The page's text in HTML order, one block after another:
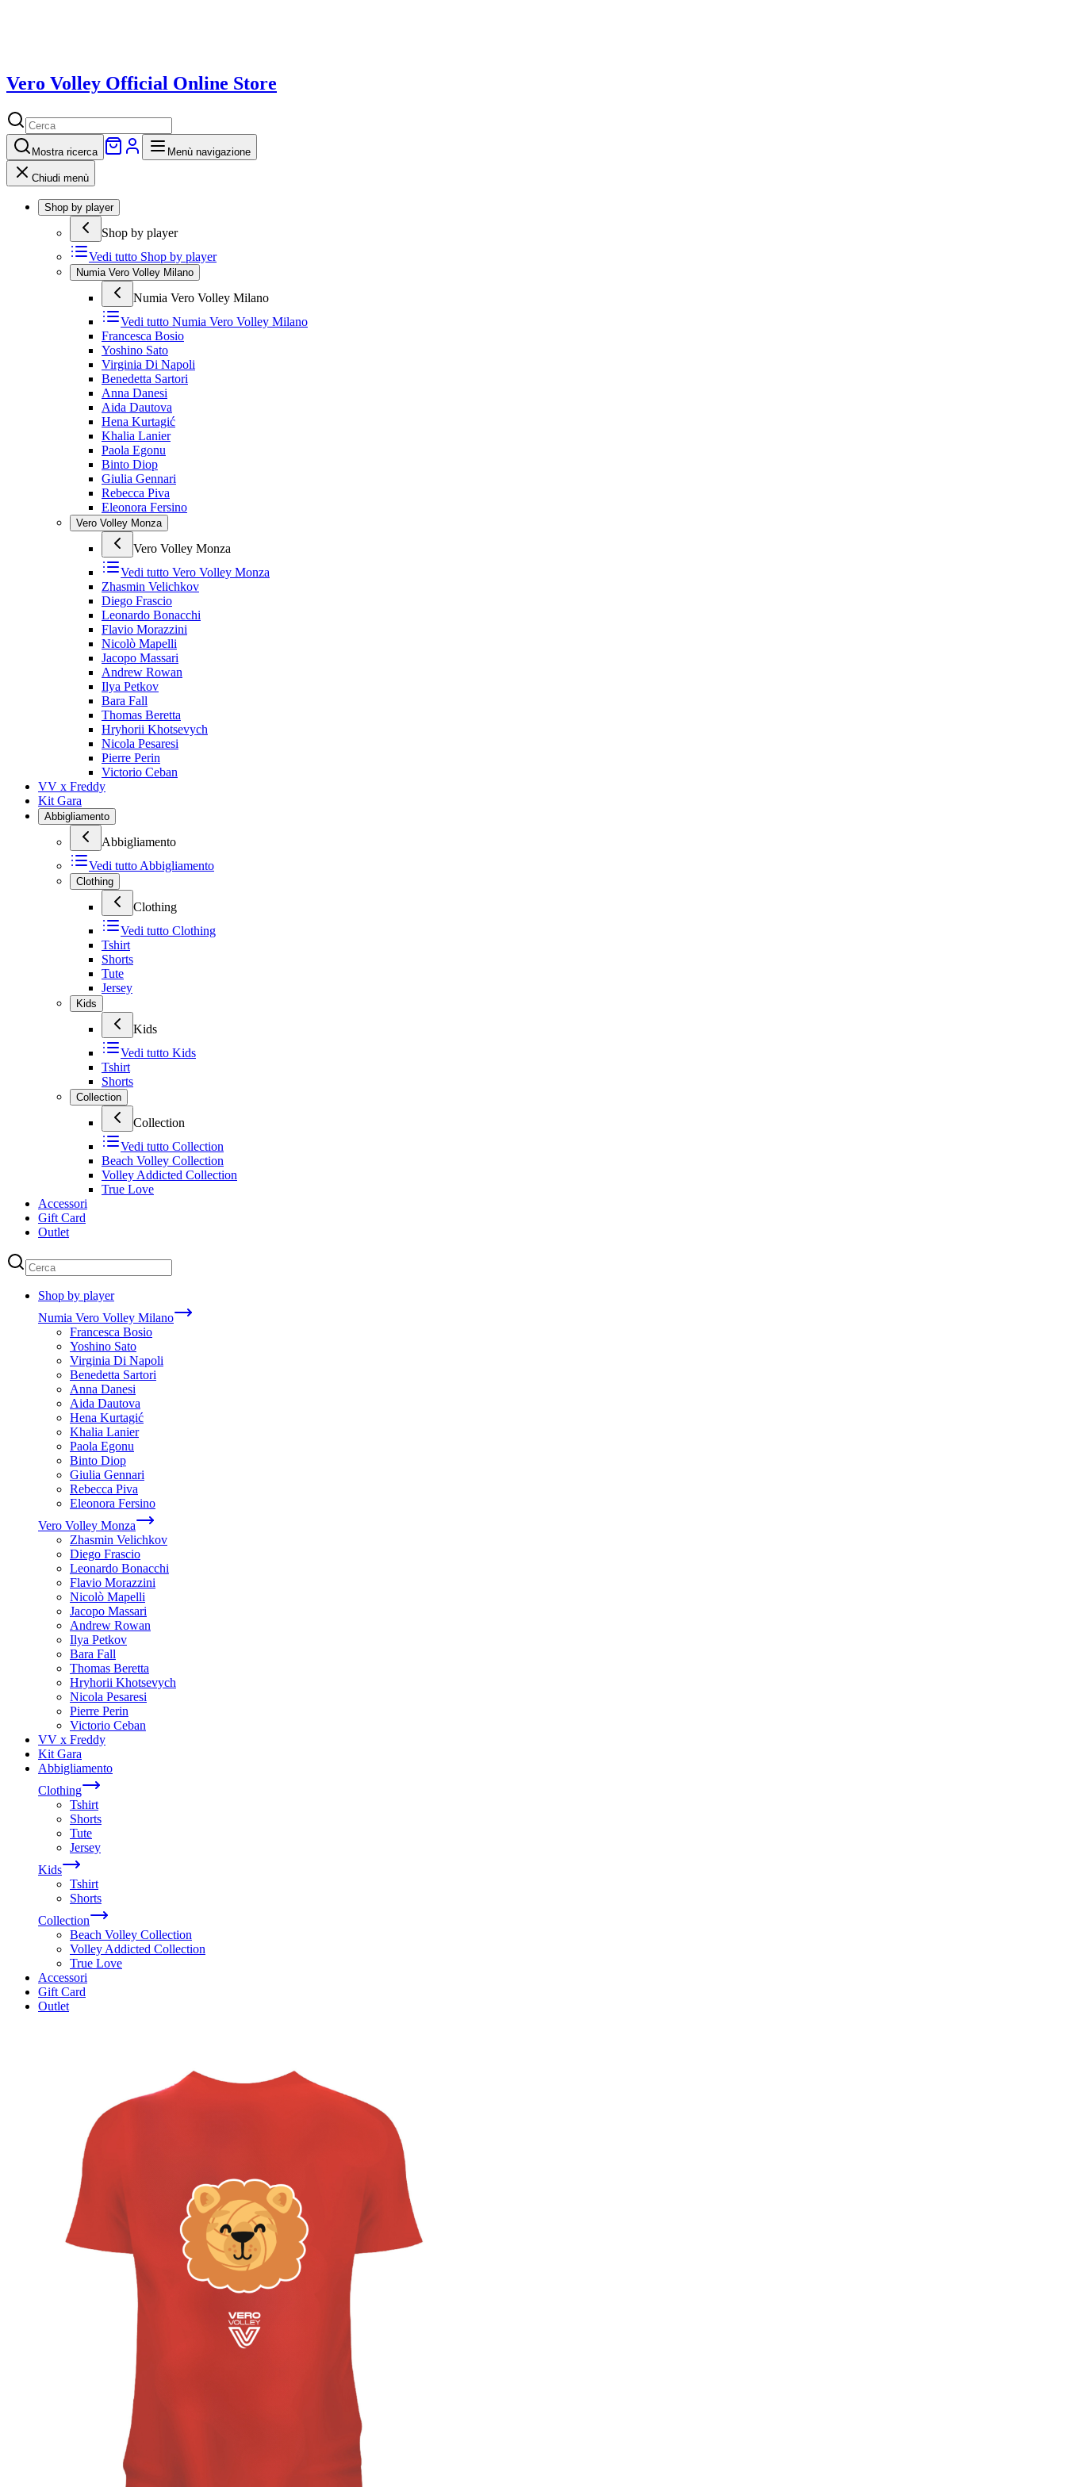
Vero Volley Official Online Store
Mostra ricerca Menù navigazione
Chiudi menù
Shop by player
Shop by player
Vedi tutto Shop by player
Numia Vero Volley Milano
Numia Vero Volley Milano
Vedi tutto Numia Vero Volley Milano
Francesca Bosio
Yoshino Sato
Virginia Di Napoli
Benedetta Sartori
Anna Danesi
Aida Dautova
Hena Kurtagić
Khalia Lanier
Paola Egonu
Binto Diop
Giulia Gennari
Rebecca Piva
Eleonora Fersino
Vero Volley Monza
Vero Volley Monza
Vedi tutto Vero Volley Monza
Zhasmin Velichkov
Diego Frascio
Leonardo Bonacchi
Flavio Morazzini
Nicolò Mapelli
Jacopo Massari
Andrew Rowan
Ilya Petkov
Bara Fall
Thomas Beretta
Hryhorii Khotsevych
Nicola Pesaresi
Pierre Perin
Victorio Ceban
VV x Freddy
Kit Gara
Abbigliamento
Abbigliamento
Vedi tutto Abbigliamento
Clothing
Clothing
Vedi tutto Clothing
Tshirt
Shorts
Tute
Jersey
Kids
Kids
Vedi tutto Kids
Tshirt
Shorts
Collection
Collection
Vedi tutto Collection
Beach Volley Collection
Volley Addicted Collection
True Love
Accessori
Gift Card
Outlet
Shop by player
Numia Vero Volley Milano
Francesca Bosio
Yoshino Sato
Virginia Di Napoli
Benedetta Sartori
Anna Danesi
Aida Dautova
Hena Kurtagić
Khalia Lanier
Paola Egonu
Binto Diop
Giulia Gennari
Rebecca Piva
Eleonora Fersino
Vero Volley Monza
Zhasmin Velichkov
Diego Frascio
Leonardo Bonacchi
Flavio Morazzini
Nicolò Mapelli
Jacopo Massari
Andrew Rowan
Ilya Petkov
Bara Fall
Thomas Beretta
Hryhorii Khotsevych
Nicola Pesaresi
Pierre Perin
Victorio Ceban
VV x Freddy
Kit Gara
Abbigliamento
Clothing
Tshirt
Shorts
Tute
Jersey
Kids
Tshirt
Shorts
Collection
Beach Volley Collection
Volley Addicted Collection
True Love
Accessori
Gift Card
Outlet